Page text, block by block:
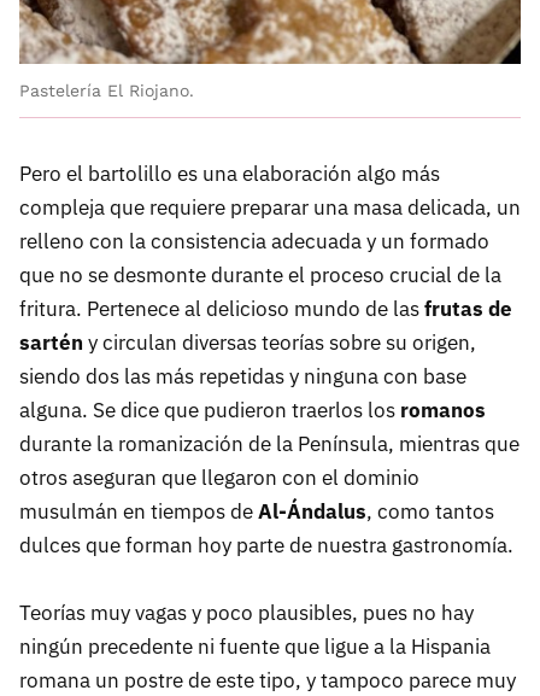
Pastelería El Riojano.
Pero el bartolillo es una elaboración algo más
compleja que requiere preparar una masa delicada, un
relleno con la consistencia adecuada y un formado
que no se desmonte durante el proceso crucial de la
fritura. Pertenece al delicioso mundo de lasfrutas de
sartén y circulan diversas teorías sobre su origen,
siendo dos las más repetidas y ninguna con base
alguna. Se dice que pudieron traerlos los romanos
durante la romanización de la Península, mientras que
otros aseguran que llegaron con el dominio
musulmán en tiempos deAl-Ándalus, como tantos
dulces que forman hoy parte de nuestra gastronomía.
Teorías muy vagas y poco plausibles, pues no hay
ningún precedente ni fuente que ligue a la Hispania
romana un postre de este tipo, y tampoco parece muy